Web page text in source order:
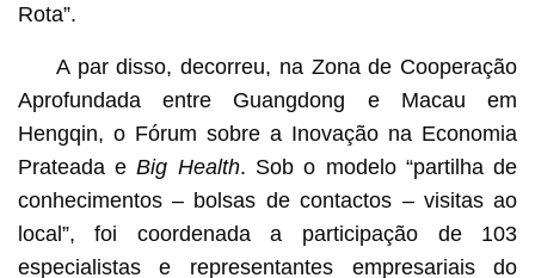
Rota”.
A par disso, decorreu, na Zona de Cooperação
Aprofundada entre Guangdong e Macau em
Hengqin, o Fórum sobre a Inovação na Economia
Prateada eBig Health. Sob o modelo “partilha de
conhecimentos – bolsas de contactos – visitas ao
local”, foi coordenada a participação de 103
especialistas e representantes empresariais do